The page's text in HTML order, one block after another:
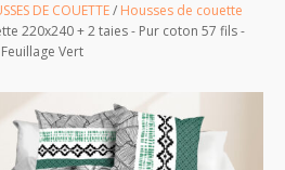
DE COUETTE/ Housses de couette
220x240 + 2 taies - Pur coton 57 fils -
Feuillage Vert